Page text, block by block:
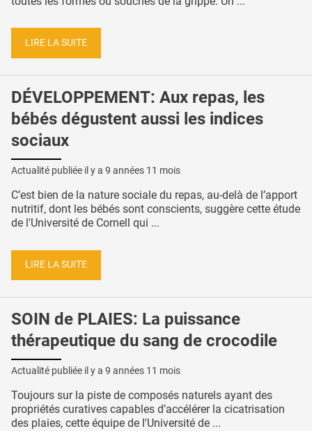
LIRE LA SUITE
DÉVELOPPEMENT: Aux repas, les
bébés dégustent aussi les indices
sociaux
Actualité publiée il y a 9 années 11 mois
C’est bien de la nature sociale du repas, au-delà de l’apport
nutritif, dont les bébés sont conscients, suggère cette étude
de l'Université de Cornell qui ...
LIRE LA SUITE
SOIN de PLAIES: La puissance
thérapeutique du sang de crocodile
Actualité publiée il y a 9 années 11 mois
Toujours sur la piste de composés naturels ayant des
propriétés curatives capables d’accélérer la cicatrisation
des plaies, cette équipe de l'Université de ...